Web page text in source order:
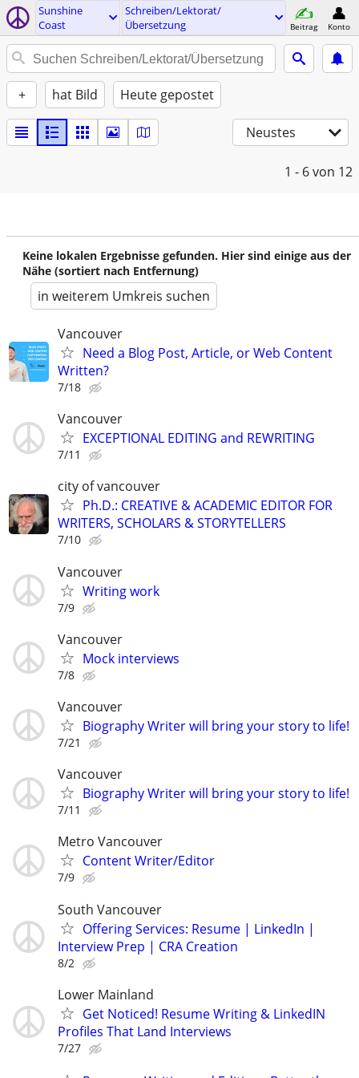
Sunshine
Coast
Schreiben/Lektorat/
Übersetzung
Beitrag Konto
+ hat Bild Heute gepostet
Neustes
1 - 6von 12
Keine lokalen Ergebnisse gefunden. Hier sind einige aus der
Nähe (sortiert nach Entfernung)
in weiterem Umkreis suchen
Vancouver
Need a Blog Post, Article, or Web Content
Written?
7/18
Vancouver
EXCEPTIONAL EDITING and REWRITING
7/11
city of vancouver
Ph.D.: CREATIVE & ACADEMIC EDITOR FOR
WRITERS, SCHOLARS & STORYTELLERS
7/10
Vancouver
Writing work
7/9
Vancouver
Mock interviews
7/8
Vancouver
Biography Writer will bring your story to life!
7/21
Vancouver
Biography Writer will bring your story to life!
7/11
Metro Vancouver
Content Writer/Editor
7/9
South Vancouver
Offering Services: Resume | LinkedIn |
Interview Prep | CRA Creation
8/2
Lower Mainland
Get Noticed! Resume Writing & LinkedIN
Profiles That Land Interviews
7/27